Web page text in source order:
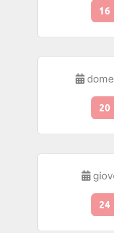
16
20
24